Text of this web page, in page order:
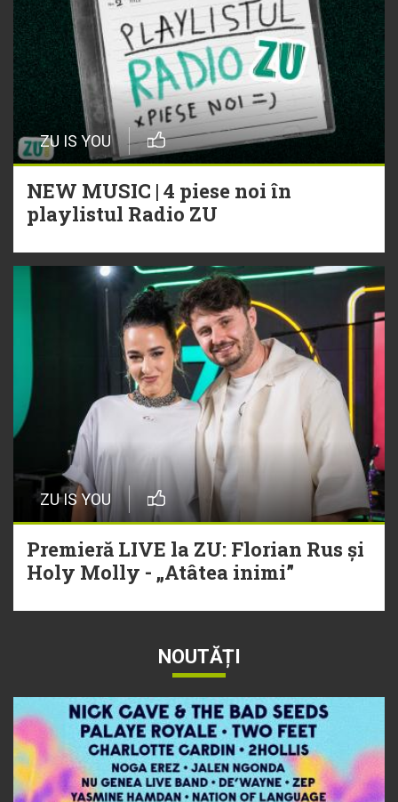
ZU IS YOU
NEW MUSIC | 4 piese noi în
playlistul Radio ZU
ZU IS YOU
Premieră LIVE la ZU: Florian Rus și
Holy Molly - „Atâtea inimi”
NOUTĂȚI